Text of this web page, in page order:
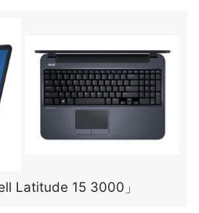
Latitude 15 3000」